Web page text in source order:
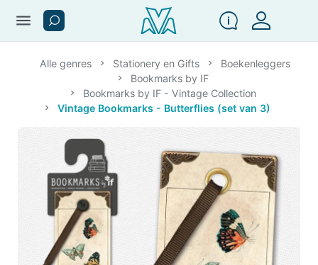
menu
Alle genres Stationery en Gifts
Boekenleggers
Bookmarks by IF
Bookmarks by IF - Vintage Collection
Vintage Bookmarks - Butterflies (set van 3)